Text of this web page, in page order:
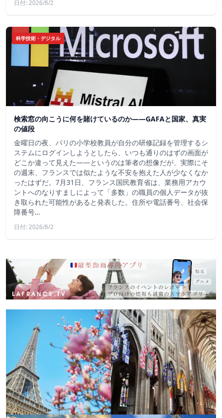
日付: 2026/8/2
科学技術・デジタル
検索窓の向こうに何を賭けているのか——GAFAと国家、真実
の値段
金曜日の夜、パリの小学校教員が自分の研修記録を管理するシ
ステムにログインしようとしたら、いつも通りのはずの画面が
どこか違って見えた——というのは筆者の想像だが、実際にそ
の週末、フランスでは似たような不安を抱えた人が少なくなか
ったはずだ。7月31日、フランス国民教育省は、業務用アカウ
ントへのなりすましによって「多数」の職員の個人データが抜
き取られた可能性があると発表した。住所や電話番号、社会保
障番号…
日付: 2026/8/2